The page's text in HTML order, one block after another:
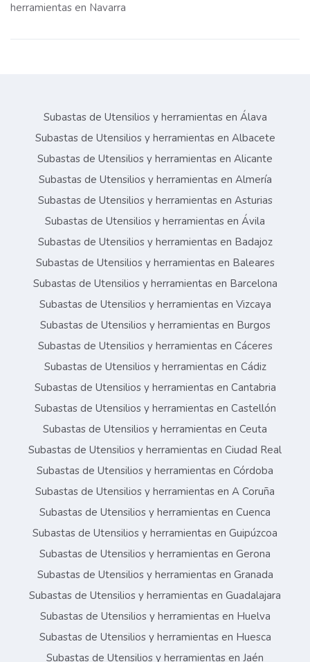
herramientas en Navarra
Subastas de Utensilios y herramientas en Álava
Subastas de Utensilios y herramientas en Albacete
Subastas de Utensilios y herramientas en Alicante
Subastas de Utensilios y herramientas en Almería
Subastas de Utensilios y herramientas en Asturias
Subastas de Utensilios y herramientas en Ávila
Subastas de Utensilios y herramientas en Badajoz
Subastas de Utensilios y herramientas en Baleares
Subastas de Utensilios y herramientas en Barcelona
Subastas de Utensilios y herramientas en Vizcaya
Subastas de Utensilios y herramientas en Burgos
Subastas de Utensilios y herramientas en Cáceres
Subastas de Utensilios y herramientas en Cádiz
Subastas de Utensilios y herramientas en Cantabria
Subastas de Utensilios y herramientas en Castellón
Subastas de Utensilios y herramientas en Ceuta
Subastas de Utensilios y herramientas en Ciudad Real
Subastas de Utensilios y herramientas en Córdoba
Subastas de Utensilios y herramientas en A Coruña
Subastas de Utensilios y herramientas en Cuenca
Subastas de Utensilios y herramientas en Guipúzcoa
Subastas de Utensilios y herramientas en Gerona
Subastas de Utensilios y herramientas en Granada
Subastas de Utensilios y herramientas en Guadalajara
Subastas de Utensilios y herramientas en Huelva
Subastas de Utensilios y herramientas en Huesca
Subastas de Utensilios y herramientas en Jaén